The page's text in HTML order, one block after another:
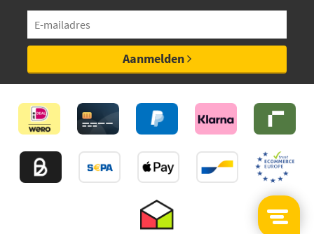
Jp Group 1563603510
Jurid 573249D
Jurid 573747J
Aanmelden